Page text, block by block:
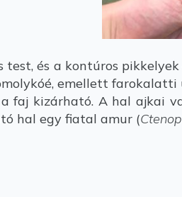
test, és a kontúros
emellett farokalatti
faj kizárható. A hal ajkai
hal egy fiatal amur (